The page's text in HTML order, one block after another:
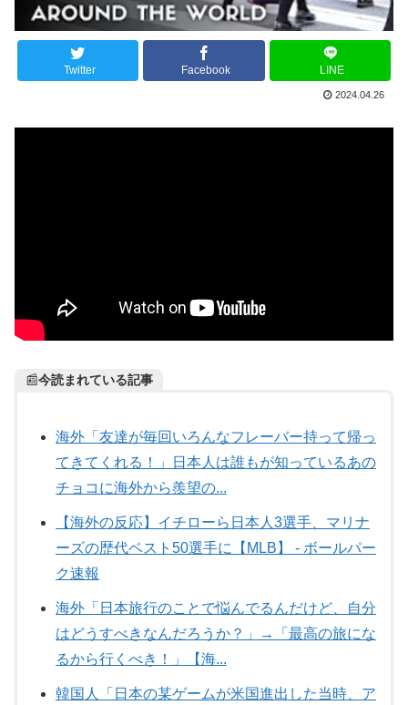
Twitter Facebook LINE
2024.04.26
📰今読まれている記事
海外「友達が毎回いろんなフレーバー持って帰っ
てきてくれる！」日本人は誰もが知っているあの
チョコに海外から羨望の...
【海外の反応】イチローら日本人3選手、マリナ
ーズの歴代ベスト50選手に【MLB】 - ボールパー
ク速報
海外「日本旅行のことで悩んでるんだけど、自分
はどうすべきなんだろうか？」→「最高の旅にな
るから行くべき！」【海...
韓国人「日本の某ゲームが米国進出した当時、ア